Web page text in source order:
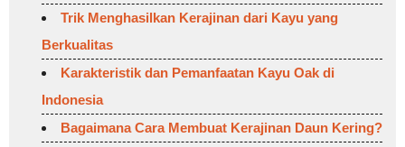
Trik Menghasilkan Kerajinan dari Kayu yang
Berkualitas
Karakteristik dan Pemanfaatan Kayu Oak di
Indonesia
Bagaimana Cara Membuat Kerajinan Daun Kering?